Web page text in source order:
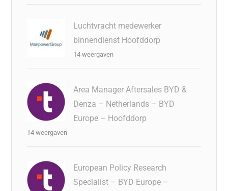
Luchtvracht medewerker
binnendienst Hoofddorp
14 weergaven
Area Manager Aftersales BYD &
Denza – Netherlands – BYD
Europe – Hoofddorp
14 weergaven
European Policy Research
Specialist – BYD Europe –